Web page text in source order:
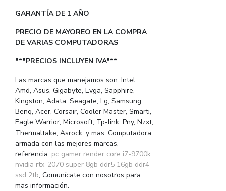
GARANTÍA DE 1 AÑO
PRECIO DE MAYOREO EN LA COMPRA
DE VARIAS COMPUTADORAS
***PRECIOS INCLUYEN IVA***
Las marcas que manejamos son: Intel,
Amd, Asus, Gigabyte, Evga, Sapphire,
Kingston, Adata, Seagate, Lg, Samsung,
Benq, Acer, Corsair, Cooler Master, Smarti,
Eagle Warrior, Microsoft, Tp-link, Pny, Nzxt,
Thermaltake, Asrock, y mas. Computadora
armada con las mejores marcas,
referencia: pc gamer render core i7-9700k
nvidia rtx-2070 super 8gb ddr5 16gb ddr4
ssd 2tb, Comunícate con nosotros para
mas información.